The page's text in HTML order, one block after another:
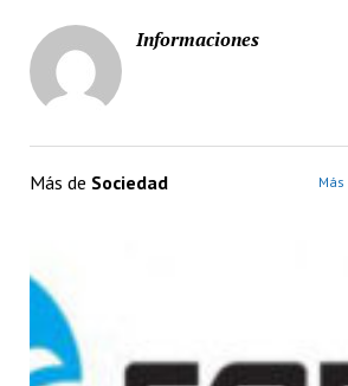
Informaciones
Más de Sociedad